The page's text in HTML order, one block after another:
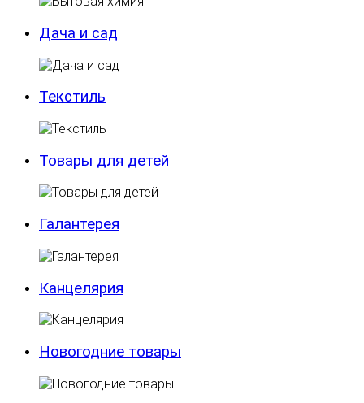
Дача и сад
Текстиль
Товары для детей
Галантерея
Канцелярия
Новогодние товары